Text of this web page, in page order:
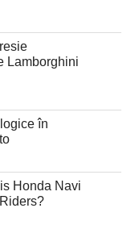
Lamborghini
în
Honda Navi